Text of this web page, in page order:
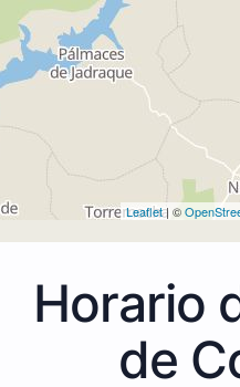
Leaflet| ©
Horario
de